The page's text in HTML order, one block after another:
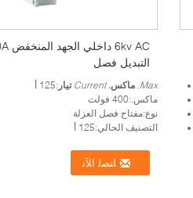
التبديل فصل
Max. ماكس. Current تيار :125 أ
ماكس.:400 فولت
نوع:مفتاح فصل العزلة
التصنيف الحالي:125 أ